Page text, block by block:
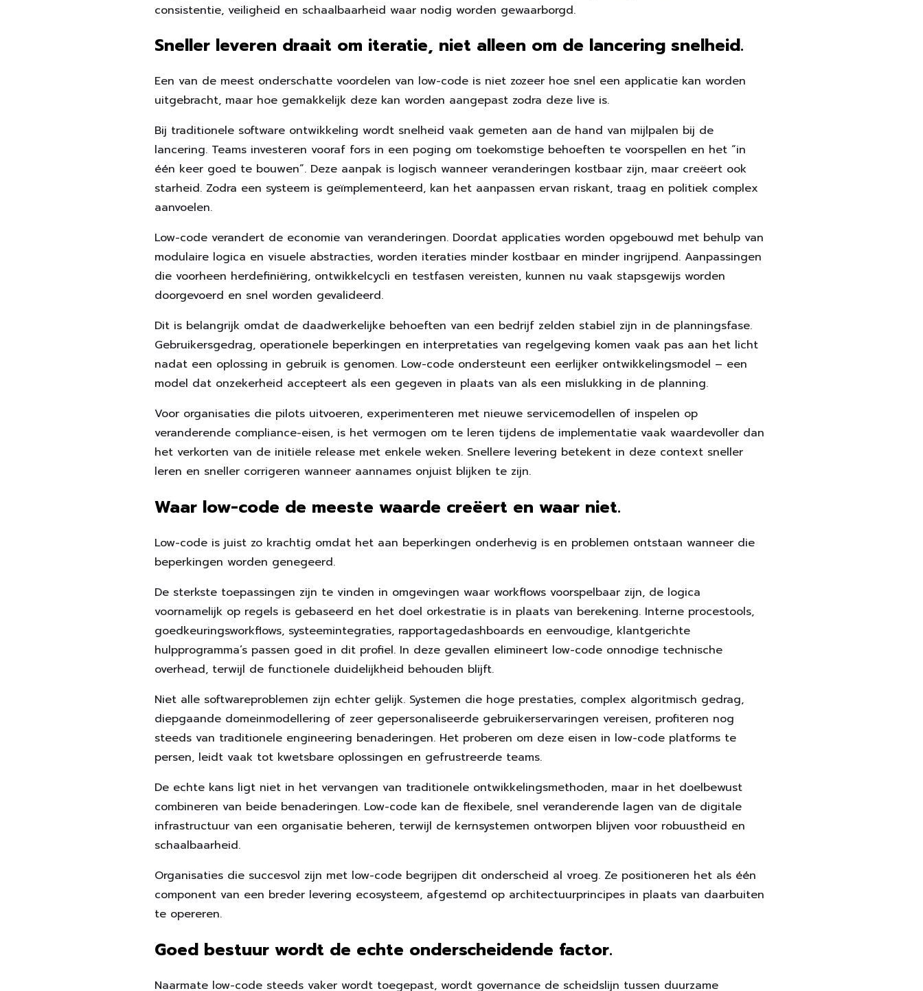
consistentie, veiligheid en schaalbaarheid waar nodig worden gewaarborgd.
Sneller leveren draait om iteratie, niet alleen om de lancering snelheid.
Een van de meest onderschatte voordelen van low-code is niet zozeer hoe snel een applicatie kan worden
uitgebracht, maar hoe gemakkelijk deze kan worden aangepast zodra deze live is.
Bij traditionele software ontwikkeling wordt snelheid vaak gemeten aan de hand van mijlpalen bij de
lancering. Teams investeren vooraf fors in een poging om toekomstige behoeften te voorspellen en het “in
één keer goed te bouwen”. Deze aanpak is logisch wanneer veranderingen kostbaar zijn, maar creëert ook
starheid. Zodra een systeem is geïmplementeerd, kan het aanpassen ervan riskant, traag en politiek complex
aanvoelen.
Low-code verandert de economie van veranderingen. Doordat applicaties worden opgebouwd met behulp van
modulaire logica en visuele abstracties, worden iteraties minder kostbaar en minder ingrijpend. Aanpassingen
die voorheen herdefiniëring, ontwikkelcycli en testfasen vereisten, kunnen nu vaak stapsgewijs worden
doorgevoerd en snel worden gevalideerd.
Dit is belangrijk omdat de daadwerkelijke behoeften van een bedrijf zelden stabiel zijn in de planningsfase.
Gebruikersgedrag, operationele beperkingen en interpretaties van regelgeving komen vaak pas aan het licht
nadat een oplossing in gebruik is genomen. Low-code ondersteunt een eerlijker ontwikkelingsmodel – een
model dat onzekerheid accepteert als een gegeven in plaats van als een mislukking in de planning.
Voor organisaties die pilots uitvoeren, experimenteren met nieuwe servicemodellen of inspelen op
veranderende compliance-eisen, is het vermogen om te leren tijdens de implementatie vaak waardevoller dan
het verkorten van de initiële release met enkele weken. Snellere levering betekent in deze context sneller
leren en sneller corrigeren wanneer aannames onjuist blijken te zijn.
Waar low-code de meeste waarde creëert en waar niet.
Low-code is juist zo krachtig omdat het aan beperkingen onderhevig is en problemen ontstaan ​​wanneer die
beperkingen worden genegeerd.
De sterkste toepassingen zijn te vinden in omgevingen waar workflows voorspelbaar zijn, de logica
voornamelijk op regels is gebaseerd en het doel orkestratie is in plaats van berekening. Interne procestools,
goedkeuringsworkflows, systeemintegraties, rapportagedashboards en eenvoudige, klantgerichte
hulpprogramma’s passen goed in dit profiel. In deze gevallen elimineert low-code onnodige technische
overhead, terwijl de functionele duidelijkheid behouden blijft.
Niet alle softwareproblemen zijn echter gelijk. Systemen die hoge prestaties, complex algoritmisch gedrag,
diepgaande domeinmodellering of zeer gepersonaliseerde gebruikerservaringen vereisen, profiteren nog
steeds van traditionele engineering benaderingen. Het proberen om deze eisen in low-code platforms te
persen, leidt vaak tot kwetsbare oplossingen en gefrustreerde teams.
De echte kans ligt niet in het vervangen van traditionele ontwikkelingsmethoden, maar in het doelbewust
combineren van beide benaderingen. Low-code kan de flexibele, snel veranderende lagen van de digitale
infrastructuur van een organisatie beheren, terwijl de kernsystemen ontworpen blijven voor robuustheid en
schaalbaarheid.
Organisaties die succesvol zijn met low-code begrijpen dit onderscheid al vroeg. Ze positioneren het als één
component van een breder levering ecosysteem, afgestemd op architectuurprincipes in plaats van daarbuiten
te opereren.
Goed bestuur wordt de echte onderscheidende factor.
Naarmate low-code steeds vaker wordt toegepast, wordt governance de scheidslijn tussen duurzame